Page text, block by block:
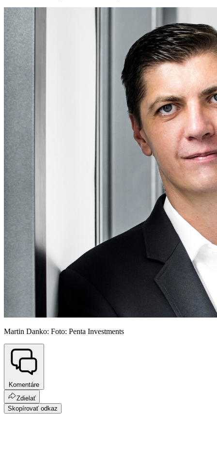
Martin Danko: Foto: Penta Investments
Komentáre
Zdielať
Skopírovať odkaz